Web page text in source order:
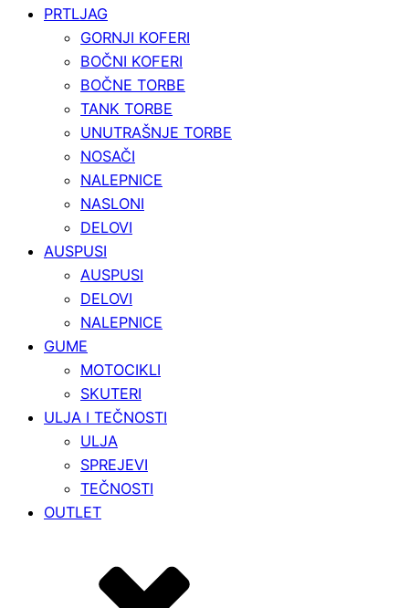
PRTLJAG
GORNJI KOFERI
BOČNI KOFERI
BOČNE TORBE
TANK TORBE
UNUTRAŠNJE TORBE
NOSAČI
NALEPNICE
NASLONI
DELOVI
AUSPUSI
AUSPUSI
DELOVI
NALEPNICE
GUME
MOTOCIKLI
SKUTERI
ULJA I TEČNOSTI
ULJA
SPREJEVI
TEČNOSTI
OUTLET